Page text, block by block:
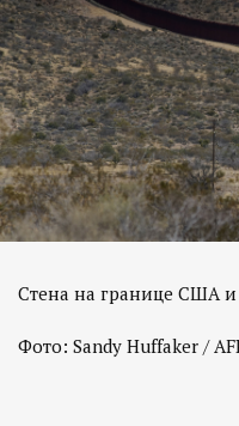
Стена на границе США и
Фото: Sandy Huffaker /